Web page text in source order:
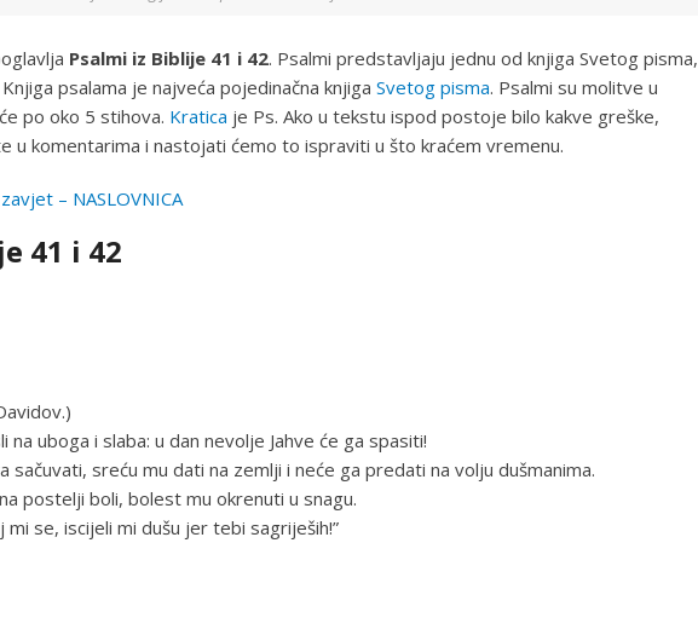
Psalmi iz Biblije 41 i 42. Psalmi predstavljaju jednu od knjiga Svetog pisma,
psalama je najveća pojedinačna knjiga Svetog pisma. Psalmi su molitve u
po oko 5 stihova. Kratica je Ps. Ako u tekstu ispod postoje bilo kakve greške,
u komentarima i nastojati ćemo to ispraviti u što kraćem vremenu.
– NASLOVNICA
41 i 42
na uboga i slaba: u dan nevolje Jahve će ga spasiti!
sačuvati, sreću mu dati na zemlji i neće ga predati na volju dušmanima.
postelji boli, bolest mu okrenuti u snagu.
mi se, iscijeli mi dušu jer tebi sagriješih!”